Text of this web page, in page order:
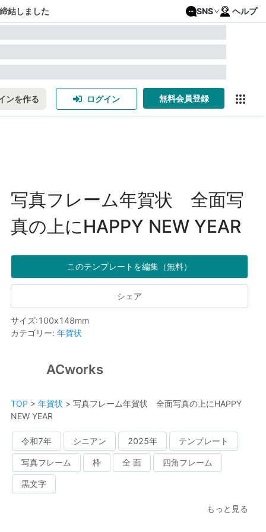
結しました SNS ヘルプ
ンを作る ログイン 無料会員登録
写真フレーム年賀状 全面写
真の上にHAPPY NEW YEAR
このテンプレートを編集（無料）
シェア
サイズ:100x148mm
カテゴリー: 年賀状
ACworks
TOP > 年賀状 > 写真フレーム年賀状 全面写真の上にHAPPY
NEW YEAR
令和7年 シニアン 2025年 テンプレート
写真フレーム 枠 全 面 四角フレーム
黒文字
もっと見る